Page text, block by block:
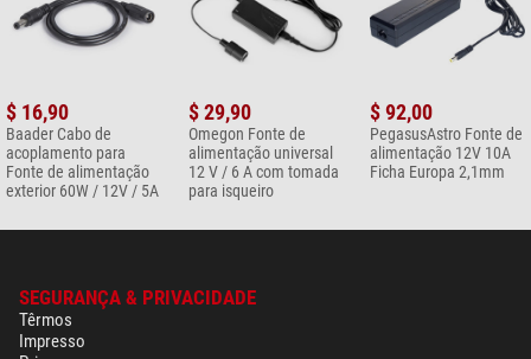
$ 16,90
Baader Cabo de
acoplamento para
Fonte de alimentação
exterior 60W / 12V / 5A
$ 29,90
Omegon Fonte de
alimentação universal
12 V / 6 A com tomada
para isqueiro
$ 92,00
PegasusAstro Fonte de
alimentação 12V 10A
Ficha Europa 2,1mm
SEGURANÇA & PRIVACIDADE
Têrmos
Impresso